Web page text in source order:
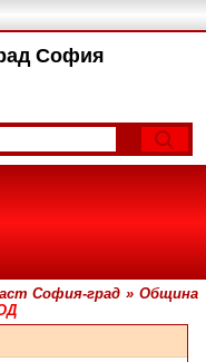
София
София-град » Община